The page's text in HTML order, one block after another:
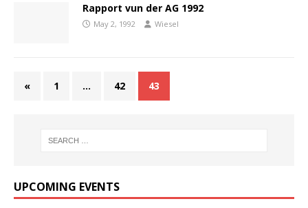
Rapport vun der AG 1992
May 2, 1992 Wiesel
« 1 … 42 43
UPCOMING EVENTS